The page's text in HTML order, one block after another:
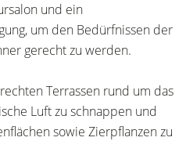
und ein
um den Bedürfnissen der
gerecht zu werden.
Terrassen rund um das
Luft zu schnappen und
sowie Zierpflanzen zu